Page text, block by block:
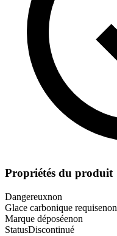
Propriétés du produit
Dangereuxnon
Glace carbonique requisenon
Marque déposéenon
StatusDiscontinué